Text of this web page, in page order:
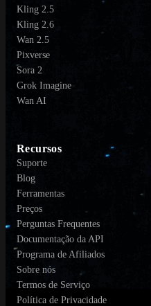
Kling 2.5
Kling 2.6
Wan 2.5
Pixverse
Sora 2
Grok Imagine
Wan AI
Recursos
Suporte
Blog
Ferramentas
Preços
Perguntas Frequentes
Documentação da API
Programa de Afiliados
Sobre nós
Termos de Serviço
Política de Privacidade